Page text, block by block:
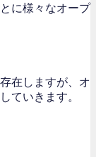
に様々なオープ
在しますが、オ
ていきます。